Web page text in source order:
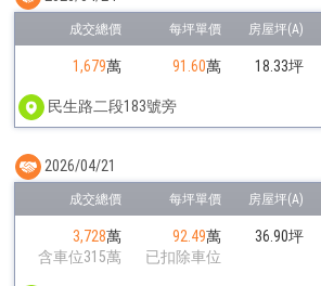
1,679萬 91.60萬 18.33坪
民生路二段183號旁
3,728萬
含車位315萬
92.49萬
已扣除車位
36.90坪
2026/04/21